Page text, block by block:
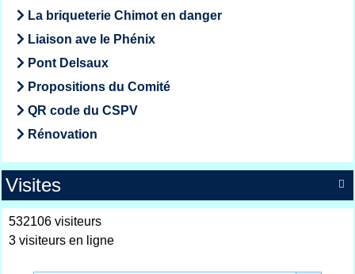
La briqueterie Chimot en danger
Liaison ave le Phénix
Pont Delsaux
Propositions du Comité
QR code du CSPV
Rénovation

Visites
532106 visiteurs
3 visiteurs en ligne